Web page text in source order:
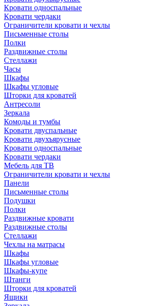
Кровати односпальные
Кровати чердаки
Ограничители кровати и чехлы
Письменные столы
Полки
Раздвижные столы
Стеллажи
Часы
Шкафы
Шкафы угловые
Шторки для кроватей
Антресоли
Зеркала
Комоды и тумбы
Кровати двуспальные
Кровати двухъярусные
Кровати односпальные
Кровати чердаки
Мебель для ТВ
Ограничители кровати и чехлы
Панели
Письменные столы
Подушки
Полки
Раздвижные кровати
Раздвижные столы
Стеллажи
Чехлы на матрасы
Шкафы
Шкафы угловые
Шкафы-купе
Штанги
Шторки для кроватей
Ящики